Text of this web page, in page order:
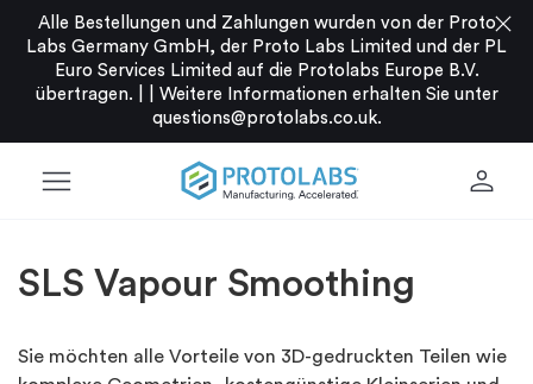
Alle Bestellungen und Zahlungen wurden von der Proto
Labs Germany GmbH, der Proto Labs Limited und der PL
Euro Services Limited auf die Protolabs Europe B.V.
übertragen. |
Weitere Informationen erhalten Sie unter
questions@protolabs.co.uk.
close
menu person
SLS Vapour Smoothing
Sie möchten alle Vorteile von 3D-gedruckten Teilen wie